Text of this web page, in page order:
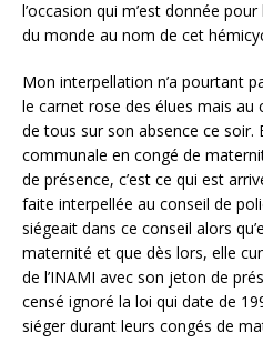
l’occasion qui m’est donnée
du monde au nom de cet
Mon interpellation n’a pourtant
le carnet rose des élues mais au
de tous sur son absence ce soir.
communale en congé de
de présence, c’est ce qui est
faite interpellée au conseil de
siégeait dans ce conseil alors
maternité et que dès lors, elle
de l’INAMI avec son jeton de
censé ignoré la loi qui date de
siéger durant leurs congés de